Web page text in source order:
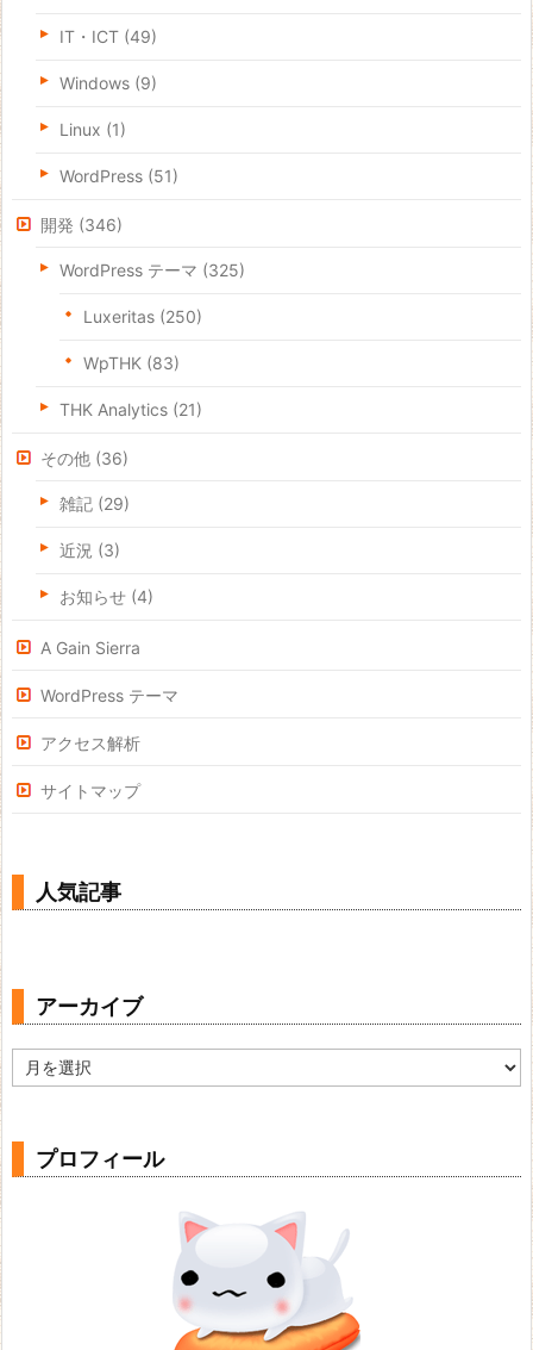
IT・ICT (49)
Windows (9)
Linux (1)
WordPress (51)
開発 (346)
WordPress テーマ (325)
Luxeritas (250)
WpTHK (83)
THK Analytics (21)
その他 (36)
雑記 (29)
近況 (3)
お知らせ (4)
A Gain Sierra
WordPress テーマ
アクセス解析
サイトマップ
人気記事
アーカイブ
ー
プロフィール